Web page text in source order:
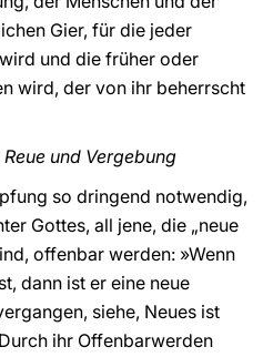
Gier, für die jeder
und die früher oder
wird, der von ihr beherrscht
und Vergebung
so dringend notwendig,
Gottes, all jene, die „neue
offenbar werden: »Wenn
dann ist er eine neue
siehe, Neues ist
ihr Offenbarwerden